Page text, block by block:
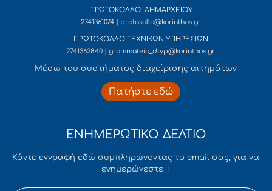
ΠΡΩΤΟΚΟΛΛΟ ΔΗΜΑΡΧΕΙΟΥ
2741361074 | protokollo@korinthos.gr
ΠΡΩΤΟΚΟΛΛΟ ΤΕΧΝΙΚΩΝ ΥΠΗΡΕΣΙΩΝ
2741362840 | grammateia_dtyp@korinthos.gr
Mέσω του συστήματος διαχείρισης αιτημάτων
Πατήστε εδώ
ΕΝΗΜΕΡΩΤΙΚΟ ΔΕΛΤΙΟ
Κάντε εγγραφή εδώ συμπληρώνοντας το email σας, για να
ενημερώνεστε !